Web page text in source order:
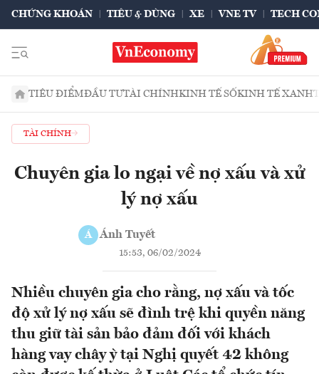
CHỨNG KHOÁN TIÊU & DÙNG XE VNE TV TECH
TIÊU ĐIỂMĐẦU TƯTÀI CHÍNHKINH TẾ SỐKINH TẾ XANH
TÀI CHÍNH
Chuyên gia lo ngại về nợ xấu và xử
lý nợ xấu
Á Ánh Tuyết
15:53, 06/02/2024
Nhiều chuyên gia cho rằng, nợ xấu và tốc
độ xử lý nợ xấu sẽ đình trệ khi quyền năng
thu giữ tài sản bảo đảm đối với khách
hàng vay chây ỳ tại Nghị quyết 42 không